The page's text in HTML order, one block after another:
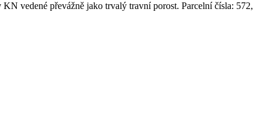
vedené převážně jako trvalý travní porost. Parcelní čísla: 572,